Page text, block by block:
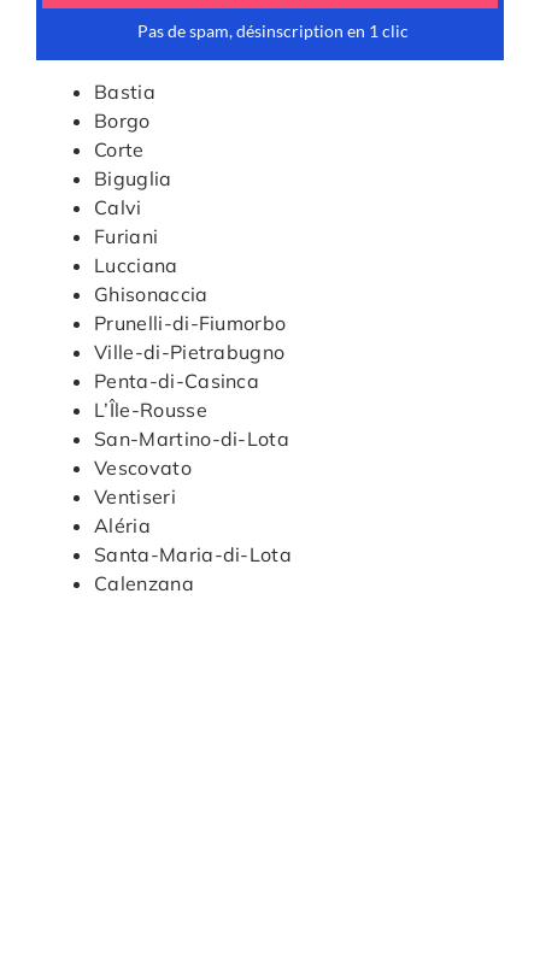
Bastia
Borgo
Corte
Biguglia
Calvi
Furiani
Lucciana
Ghisonaccia
Prunelli-di-Fiumorbo
Ville-di-Pietrabugno
Penta-di-Casinca
L’Île-Rousse
San-Martino-di-Lota
Vescovato
Ventiseri
Aléria
Santa-Maria-di-Lota
Calenzana